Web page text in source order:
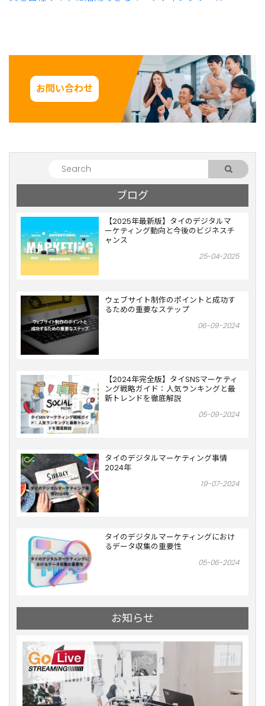
お問い合わせ
ブログ
【2025年最新版】タイのデジタルマ
ーケティング動向と今後のビジネスチ
ャンス
25-04-2025
ウェブサイト制作のポイントと成功す
るための重要なステップ
06-09-2024
【2024年完全版】タイSNSマーケティ
ング戦略ガイド：人気ランキングと最
新トレンドを徹底解説
05-09-2024
タイのデジタルマーケティング事情
2024年
19-07-2024
タイのデジタルマーケティングにおけ
るデータ収集の重要性
05-06-2024
お知らせ